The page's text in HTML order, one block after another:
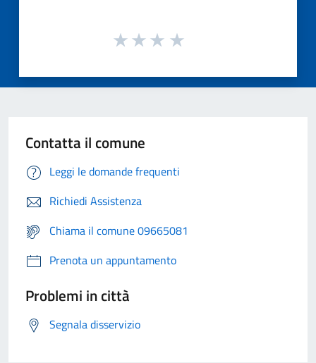
Contatta il comune
Leggi le domande frequenti
Richiedi Assistenza
Chiama il comune 09665081
Prenota un appuntamento
Problemi in città
Segnala disservizio